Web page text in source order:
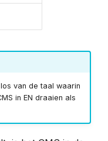
van de taal waarin
in EN draaien als